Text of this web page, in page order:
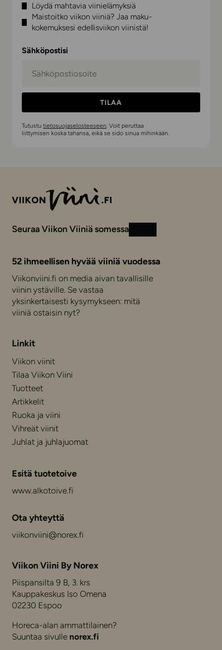
Löydä mahtavia viinielämyksiä
Maistoitko viikon viiniä? Jaa maku-
kokemuksesi edellisviikon viinistä!
Sähköpostisi
TILAA
Tutustu tietosuojaselosteeseen . Voit peruttaa
liittymisen koska tahansa, eikä se sido sinua mihinkään.
Seuraa Viikon Viiniä somessa
52 ihmeellisen hyvää viiniä vuodessa
Viikonviini.fi on media aivan tavallisille
viinin ystäville. Se vastaa
yksinkertaisesti kysymykseen: mitä
viiniä ostaisin nyt?
Linkit
Viikon viinit
Tilaa Viikon Viini
Tuotteet
Artikkelit
Ruoka ja viini
Vihreät viinit
Juhlat ja juhlajuomat
Esitä tuotetoive
www.alkotoive.fi
Ota yhteyttä
viikonviini@norex.fi
Viikon Viini By Norex
Piispansilta 9 B, 3. krs
Kauppakeskus Iso Omena
02230 Espoo
Horeca-alan ammattilainen?
Suuntaa sivulle norex.fi